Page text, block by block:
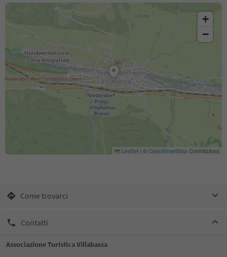
+
−
Leaflet | ©OpenStreetMapContributors
Come trovarci
Contatti
Associazione Turistica Villabassa